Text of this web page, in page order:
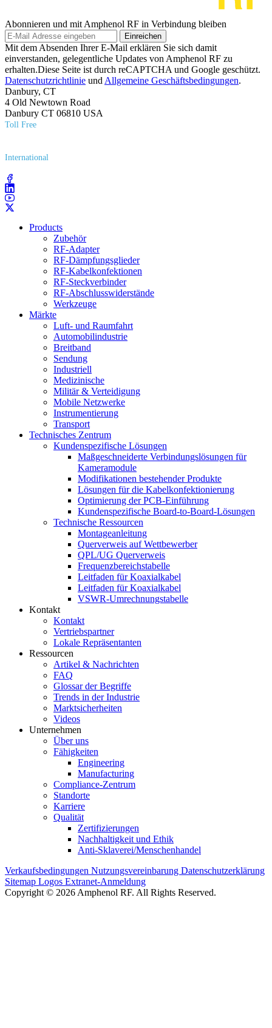
Abonnieren und mit Amphenol RF in Verbindung bleiben
Einreichen
Mit dem Absenden Ihrer E-Mail erklären Sie sich damit
einverstanden, gelegentliche Updates von Amphenol RF zu
erhalten.Diese Seite ist durch reCAPTCHA und Google geschützt.
Datenschutzrichtlinie und Allgemeine Geschäftsbedingungen.
Danbury, CT
4 Old Newtown Road
Danbury CT 06810 USA
Toll Free
International
Products
Zubehör
RF-Adapter
RF-Dämpfungsglieder
RF-Kabelkonfektionen
RF-Steckverbinder
RF-Abschlusswiderstände
Werkzeuge
Märkte
Luft- und Raumfahrt
Automobilindustrie
Breitband
Sendung
Industriell
Medizinische
Militär & Verteidigung
Mobile Netzwerke
Instrumentierung
Transport
Technisches Zentrum
Kundenspezifische Lösungen
Maßgeschneiderte Verbindungslösungen für
Kameramodule
Modifikationen bestehender Produkte
Lösungen für die Kabelkonfektionierung
Optimierung der PCB-Einführung
Kundenspezifische Board-to-Board-Lösungen
Technische Ressourcen
Montageanleitung
Querverweis auf Wettbewerber
QPL/UG Querverweis
Frequenzbereichstabelle
Leitfaden für Koaxialkabel
Leitfaden für Koaxialkabel
VSWR-Umrechnungstabelle
Kontakt
Kontakt
Vertriebspartner
Lokale Repräsentanten
Ressourcen
Artikel & Nachrichten
FAQ
Glossar der Begriffe
Trends in der Industrie
Marktsicherheiten
Videos
Unternehmen
Über uns
Fähigkeiten
Engineering
Manufacturing
Compliance-Zentrum
Standorte
Karriere
Qualität
Zertifizierungen
Nachhaltigkeit und Ethik
Anti-Sklaverei/Menschenhandel
Verkaufsbedingungen Nutzungsvereinbarung Datenschutzerklärung
Sitemap Logos Extranet-Anmeldung
Copyright © 2026 Amphenol RF. All Rights Reserved.